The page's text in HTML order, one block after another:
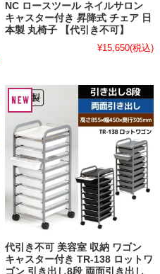
NC ロースツール ネイルサロン
キャスター付き 昇降式 チェア 日
本製 丸椅子 【代引き不可】
¥15,650(税込)
代引き不可 美容室 収納 ワゴン
キャスター付き TR-138 ロットワ
ゴン 引き出し8段 両面引き出し